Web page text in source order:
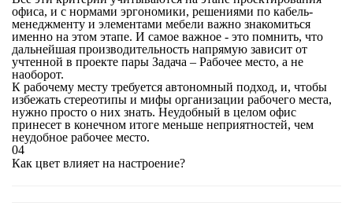
офиса, и с нормами эргономики, решениями по кабель-
менеджменту и элементами мебели важно знакомиться
именно на этом этапе. И самое важное - это помнить, что
дальнейшая производительность напрямую зависит от
учтенной в проекте пары Задача – Рабочее место, а не
наоборот.
К рабочему месту требуется автономный подход, и, чтобы
избежать стереотипы и мифы организации рабочего места,
нужно просто о них знать. Неудобный в целом офис
принесет в конечном итоге меньше неприятностей, чем
неудобное рабочее место.
04
Как цвет влияет на настроение?